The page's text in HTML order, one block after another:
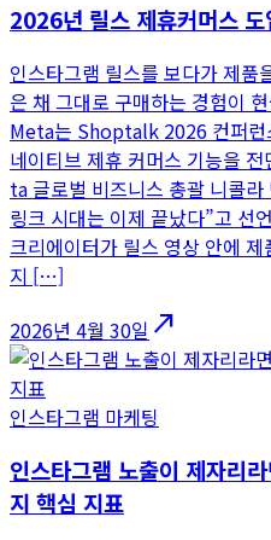
2026년 릴스 제휴커머스
인스타그램 릴스를 보다가 제품
은 채 그대로 구매하는 경험이
Meta는 Shoptalk 2026 컨퍼런
네이티브 제휴 커머스 기능을
ta 글로벌 비즈니스 총괄 니콜
링크 시대는 이제 끝났다”고
크리에이터가 릴스 영상 안에
지 […]
2026년 4월 30일 north_east
인스타그램 마케팅
인스타그램 노출이 제자리
지 핵심 지표